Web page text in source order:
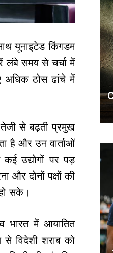
यूनाइटेड किंगडम
लंबे समय से चर्चा में
अधिक ठोस ढांचे में
से बढ़ती प्रमुख
है और उन वार्ताओं
उद्योगों पर पड़
और दोनों पक्षों की
सके।
भारत में आयातित
विदेशी शराब को